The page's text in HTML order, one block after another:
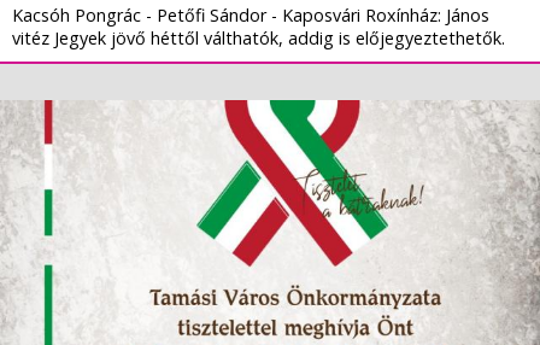
Kacsóh Pongrác - Petőfi Sándor - Kaposvári Roxínház: János
vitéz Jegyek jövő héttől válthatók, addig is előjegyeztethetők.